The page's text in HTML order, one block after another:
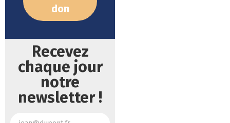
don
Recevez
chaque jour
notre
newsletter !